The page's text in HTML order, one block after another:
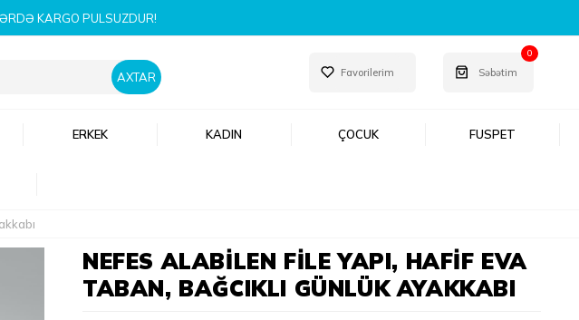
İNDI KƏŞF ET!
Favorilerim Səbətim
0
ERKEK KADIN ÇOCUK FUSPET
NEFES ALABILEN FILE YAPI, HAFIF EVA
TABAN, BAĞCIKLI GÜNLÜK AYAKKABI